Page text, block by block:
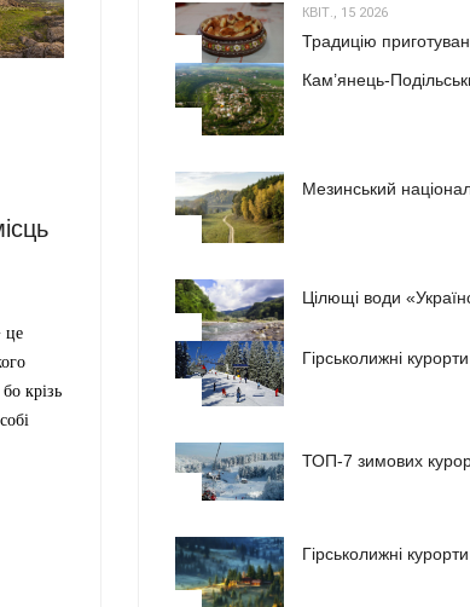
це
крізь
КВІТ., 15 2026
Традицію
Кам’янець-
Мезинський
Цілющі води
Гірськолижні
ТОП-7 зимових
Гірськолижні